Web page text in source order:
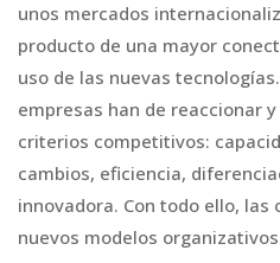
unos mercados
producto de una mayor
uso de las nuevas
empresas han de reaccionar
criterios competitivos:
cambios, eficiencia,
innovadora. Con todo ello,
nuevos modelos